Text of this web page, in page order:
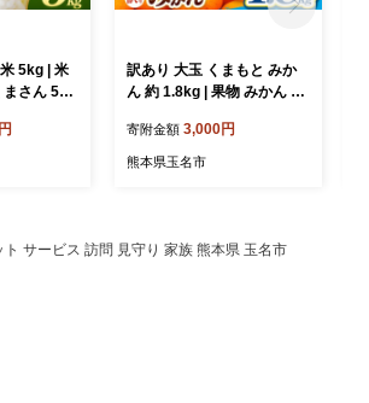
5kg | 米
さん 5キ
訳あり 大玉 くまもと みか
ん 約 1.8kg | 果物 みかん く
かん 柑橘 みかん 柑橘類 み
かん ミカン 家庭用 みかん
寄附金額 3,000円
熊本県玉名市
サービス 訪問 見守り 家族 熊本県 玉名市